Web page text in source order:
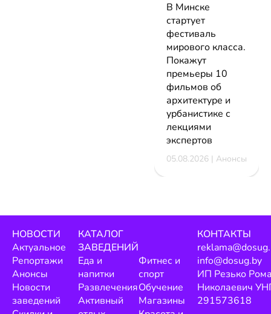
В Минске
стартует
фестиваль
мирового класса.
Покажут
премьеры 10
фильмов об
архитектуре и
урбанистике с
лекциями
экспертов
05.08.2026 | Анонсы
НОВОСТИ
Актуальное
Репортажи
Анонсы
Новости
заведений
КАТАЛОГ
ЗАВЕДЕНИЙ
Еда и
напитки
Развлечения
Активный
Фитнес и
спорт
Обучение
Магазины
КОНТАКТЫ
info@dosug.by
ИП Резько
Николаевич
291573618